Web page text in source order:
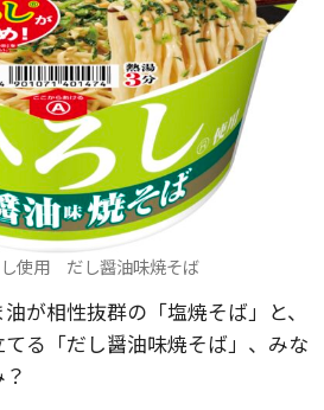
使用 だし醤油味焼そば
が相性抜群の「塩焼そば」と、
る「だし醤油味焼そば」、みな